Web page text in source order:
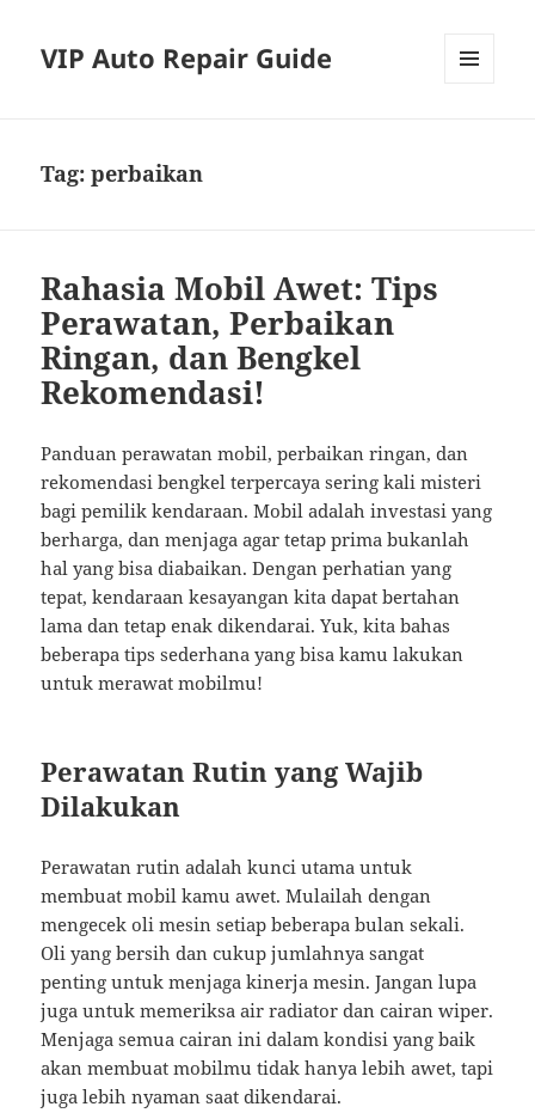
VIP Auto Repair Guide
Tag:perbaikan
Rahasia Mobil Awet: Tips
Perawatan, Perbaikan
Ringan, dan Bengkel
Rekomendasi!
Panduan perawatan mobil, perbaikan ringan, dan
rekomendasi bengkel terpercaya sering kali misteri
bagi pemilik kendaraan. Mobil adalah investasi yang
berharga, dan menjaga agar tetap prima bukanlah
hal yang bisa diabaikan. Dengan perhatian yang
tepat, kendaraan kesayangan kita dapat bertahan
lama dan tetap enak dikendarai. Yuk, kita bahas
beberapa tips sederhana yang bisa kamu lakukan
untuk merawat mobilmu!
Perawatan Rutin yang Wajib
Dilakukan
Perawatan rutin adalah kunci utama untuk
membuat mobil kamu awet. Mulailah dengan
mengecek oli mesin setiap beberapa bulan sekali.
Oli yang bersih dan cukup jumlahnya sangat
penting untuk menjaga kinerja mesin. Jangan lupa
juga untuk memeriksa air radiator dan cairan wiper.
Menjaga semua cairan ini dalam kondisi yang baik
akan membuat mobilmu tidak hanya lebih awet, tapi
juga lebih nyaman saat dikendarai.